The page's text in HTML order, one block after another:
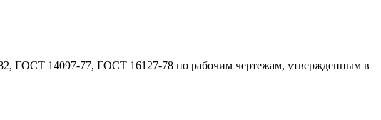
ГОСТ 14097-77, ГОСТ 16127-78 по рабочим чертежам, утвержденным в